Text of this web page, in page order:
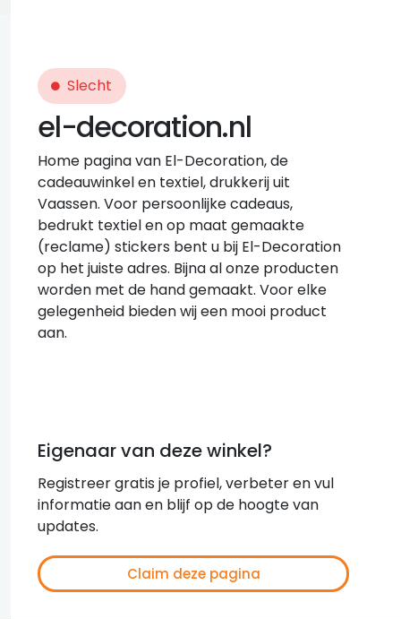
Slecht
el-decoration.nl
Home pagina van El-Decoration, de
cadeauwinkel en textiel, drukkerij uit
Vaassen. Voor persoonlijke cadeaus,
bedrukt textiel en op maat gemaakte
(reclame) stickers bent u bij El-Decoration
op het juiste adres. Bijna al onze producten
worden met de hand gemaakt. Voor elke
gelegenheid bieden wij een mooi product
aan.
Eigenaar van deze winkel?
Registreer gratis je profiel, verbeter en vul
informatie aan en blijf op de hoogte van
updates.
Claim deze pagina